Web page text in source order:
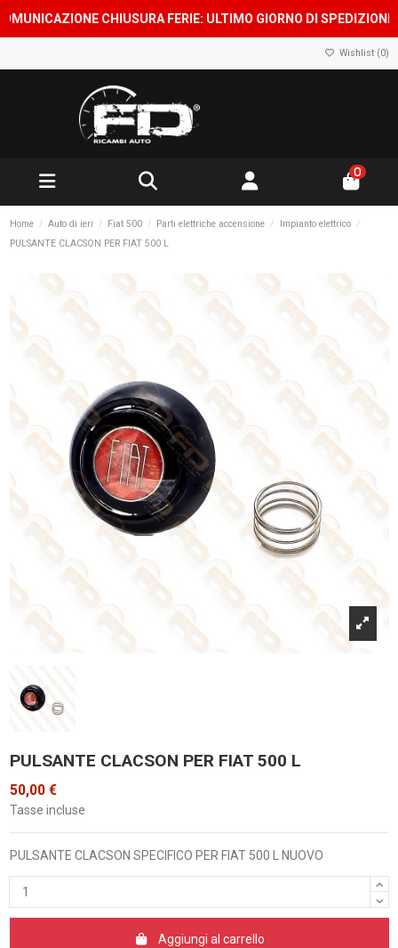
CHIUSURA FERIE: ULTIMO GIORNO DI SPEDIZIONE 7
Wishlist (0)
0
Home Auto di ieri Fiat 500 Parti elettriche accensione
Impianto elettrico
PULSANTE CLACSON PER FIAT 500 L
PULSANTE CLACSON PER FIAT 500 L
50,00 €
Tasse incluse
PULSANTE CLACSON SPECIFICO PER FIAT 500 L NUOVO
Aggiungi al carrello